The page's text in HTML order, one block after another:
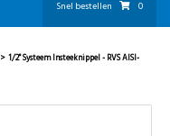
Snel bestellen 0
> 1/2'' Systeem Insteeknippel - RVS AISI-